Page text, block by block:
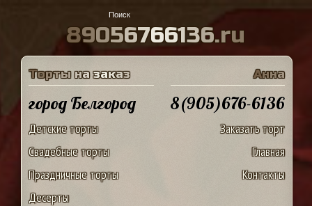
89056766136.ru
Торты на заказ
город Белгород
Детские торты
Свадебные торты
Праздничные торты
Десерты
Анна
8(905)676-6136
Заказать торт
Главная
Контакты